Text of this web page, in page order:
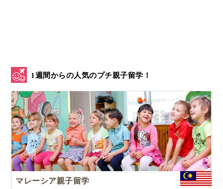
職種があります。
保育園や学童保育での補助
高齢者介護
障がい者支援
公園の清掃
施設内の清掃
図書館や文化施設での仕事
さらに、音楽に関心がある人には「Uppsala
Summerchestra」と呼ばれる音楽オーケストラ活動に参
1週間からの人気のプチ親子留学！
マレーシア親子留学